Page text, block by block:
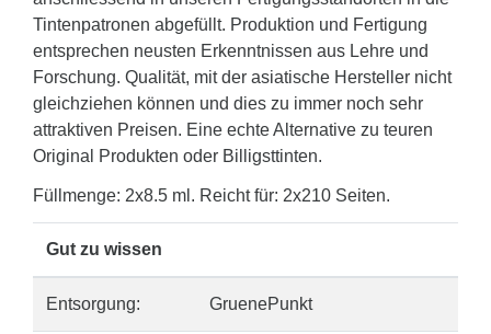
Tintenpatronen abgefüllt. Produktion und Fertigung
entsprechen neusten Erkenntnissen aus Lehre und
Forschung. Qualität, mit der asiatische Hersteller nicht
gleichziehen können und dies zu immer noch sehr
attraktiven Preisen. Eine echte Alternative zu teuren
Original Produkten oder Billigsttinten.
Füllmenge: 2x8.5 ml. Reicht für: 2x210 Seiten.
Gut zu wissen
Entsorgung: GruenePunkt